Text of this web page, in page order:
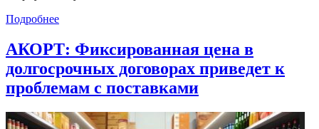
Подробнее
АКОРТ: Фиксированная цена в
долгосрочных договорах приведет к
проблемам с поставками